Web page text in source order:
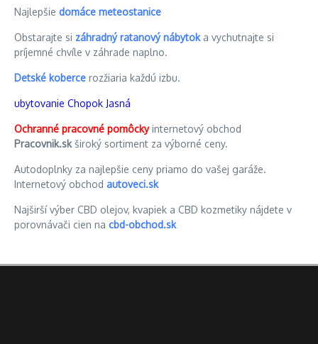
Najlepšie domáce meteostanice
Obstarajte si záhradný ratanový nábytoka vychutnajte si
príjemné chvíle v záhrade naplno.
Detské koberce rozžiaria každú izbu.
ubytovanie Chopok Jasná
Ochranné pracovné pomôckyinternetový obchod
Pracovnik.skširoký sortiment za výborné ceny.
Autodoplnky za najlepšie ceny priamo do vašej garáže.
Internetový obchod autoveci.sk
Najširší výber CBD olejov, kvapiek a CBD kozmetiky nájdete v
porovnávači cien na cbd-obchod.sk